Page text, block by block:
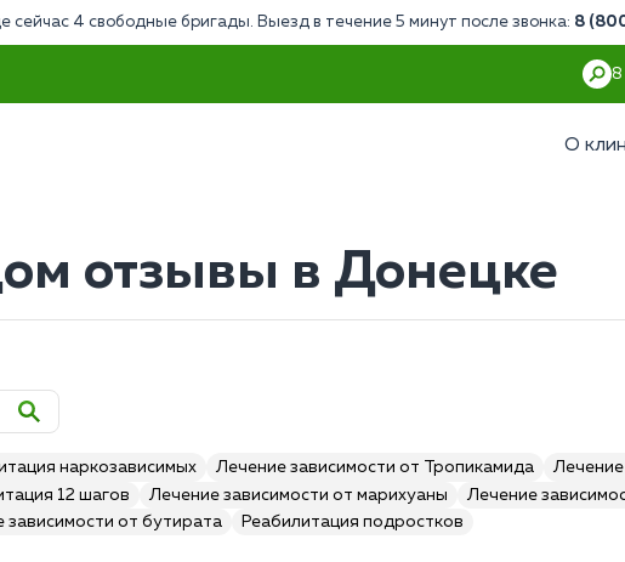
сейчас 4 свободные бригады. Выезд в течение 5 минут после звонка: 8
О
отзывы в Донецке
наркозависимых Лечение зависимости от Тропикамида
12 шагов Лечение зависимости от марихуаны Лечение
зависимости от бутирата Реабилитация подростков